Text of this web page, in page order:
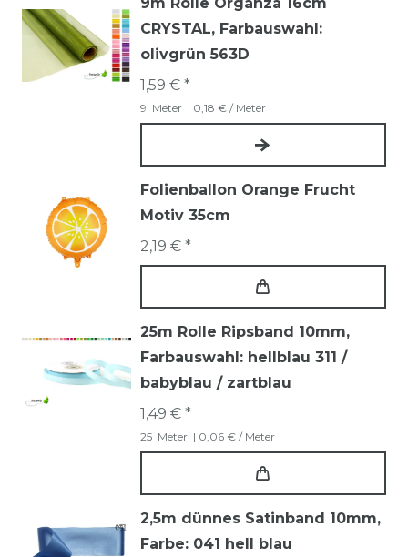
CRYSTAL, Farbauswahl:
olivgrün 563D
1,59 € *
9 Meter | 0,18 € / Meter
Folienballon Orange Frucht
Motiv 35cm
2,19 € *
25m Rolle Ripsband 10mm,
Farbauswahl: hellblau 311 /
babyblau / zartblau
1,49 € *
25 Meter | 0,06 € / Meter
2,5m dünnes Satinband 10mm,
Farbe: 041 hell blau